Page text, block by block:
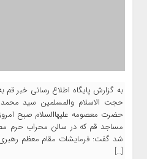
به گزارش پایگاه اطلاع رسانی خبر قم
حجت الاسلام والمسلمین سید
حضرت معصومه علیهاالسلام صبح امروز
مساجد قم که در سالن محراب حرم
شد گفت: فرمایشات مقام معظم رهبری
[…]